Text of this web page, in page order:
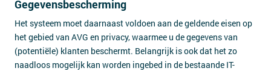
Gegevensbescherming
Het systeem moet daarnaast voldoen aan de geldende eisen op
het gebied van AVG en privacy, waarmee u de gegevens van
(potentiële) klanten beschermt. Belangrijk is ook dat het zo
naadloos mogelijk kan worden ingebed in de bestaande IT-